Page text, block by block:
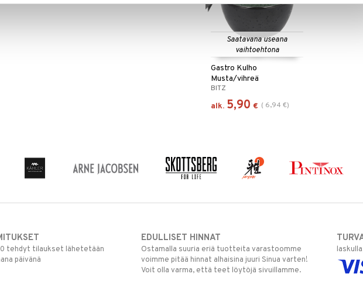
Saatavana useana
vaihtoehtona
Gastro Kulho
Musta/vihreä
BITZ
alk. 5,90 € ( 6,94 €)
tehdyt tilaukset lähetetään
päivänä
EDULLISET HINNAT
Ostamalla suuria eriä tuotteita varastoomme
voimme pitää hinnat alhaisina juuri Sinua varten!
Voit olla varma, että teet löytöjä sivuillamme.